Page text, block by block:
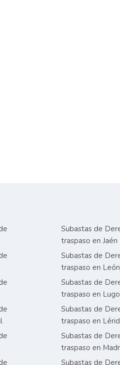
Subastas de
traspaso en Jaén
Subastas de
traspaso en León
Subastas de
traspaso en Lugo
Subastas de
traspaso en
Subastas de
traspaso en
Subastas de